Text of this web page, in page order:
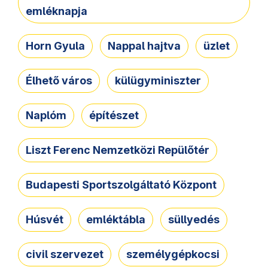
emléknapja
Horn Gyula Nappal hajtva üzlet
Élhető város külügyminiszter
Naplóm építészet
Liszt Ferenc Nemzetközi Repülőtér
Budapesti Sportszolgáltató Központ
Húsvét emléktábla süllyedés
civil szervezet személygépkocsi